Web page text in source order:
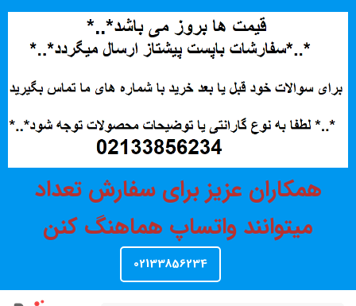
همکاران عزیز برای سفارش تعداد
میتوانند واتساپ هماهنگ کنن
02133856234